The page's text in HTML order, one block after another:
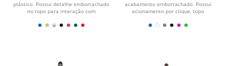
plástico. Possui detalhe emborrachado
no topo para interação com
acabamento emborrachado. Possui
acionamento por clique, topo